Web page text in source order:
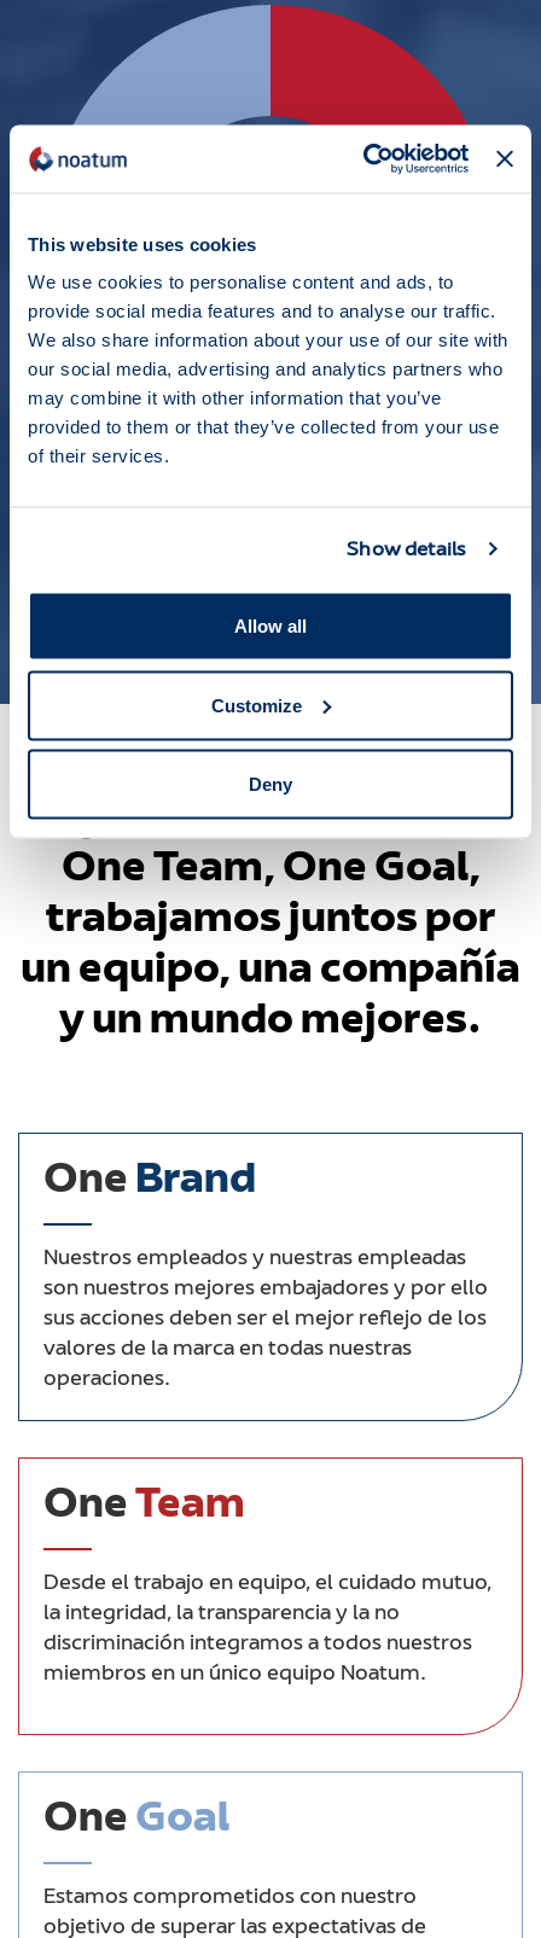
This website uses cookies
We use cookies to personalise content and ads, to
provide social media features and to analyse our traffic.
We also share information about your use of our site with
our social media, advertising and analytics partners who
may combine it with other information that you’ve
provided to them or that they’ve collected from your use
of their services.
Show details
Allow all
Customize
Deny
Bajo el lema One Brand,
One Team, One Goal,
trabajamos juntos por
un equipo, una compañía
y un mundo mejores.
OneBrand
Nuestros empleados y nuestras empleadas
son nuestros mejores embajadores y por ello
sus acciones deben ser el mejor reflejo de los
valores de la marca en todas nuestras
operaciones.
OneTeam
Desde el trabajo en equipo, el cuidado mutuo,
la integridad, la transparencia y la no
discriminación integramos a todos nuestros
miembros en un único equipo Noatum.
OneGoal
Estamos comprometidos con nuestro
objetivo de superar las expectativas de